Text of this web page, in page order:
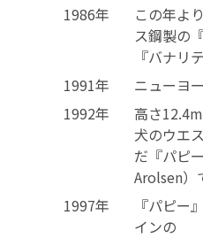
1986年
この年よ
ス鋼製の
『バナリ
1991年
ニューヨ
1992年
高さ
犬のウエ
だ『パピ
Arolsen）
1997年
『パピー
インの